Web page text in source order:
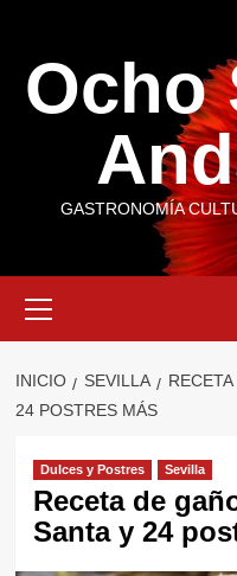
contenido
Ocho
GASTRONOMÍA
primario
INICIO SEVILLA
24 POSTRES MÁS
Dulces y Postres Sevilla
Receta de
Santa y 24